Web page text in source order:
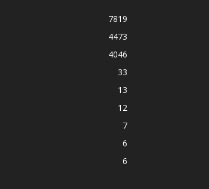
7819
4473
4046
33
13
12
7
6
6